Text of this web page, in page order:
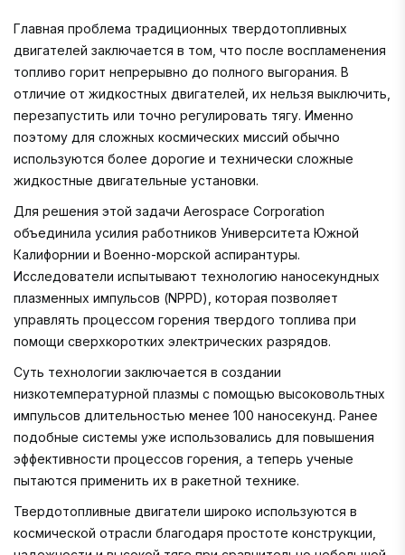
Главная проблема традиционных твердотопливных
двигателей заключается в том, что после воспламенения
топливо горит непрерывно до полного выгорания. В
отличие от жидкостных двигателей, их нельзя выключить,
перезапустить или точно регулировать тягу. Именно
поэтому для сложных космических миссий обычно
используются более дорогие и технически сложные
жидкостные двигательные установки.
Для решения этой задачи Aerospace Corporation
объединила усилия работников Университета Южной
Калифорнии и Военно-морской аспирантуры.
Исследователи испытывают технологию наносекундных
плазменных импульсов (NPPD), которая позволяет
управлять процессом горения твердого топлива при
помощи сверхкоротких электрических разрядов.
Суть технологии заключается в создании
низкотемпературной плазмы с помощью высоковольтных
импульсов длительностью менее 100 наносекунд. Ранее
подобные системы уже использовались для повышения
эффективности процессов горения, а теперь ученые
пытаются применить их в ракетной технике.
Твердотопливные двигатели широко используются в
космической отрасли благодаря простоте конструкции,